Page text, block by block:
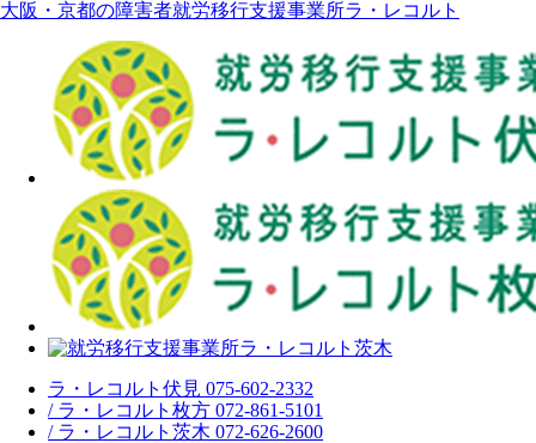
大阪・京都の障害者就労移行支援事業所ラ・レコルト
ラ・レコルト伏見 075-602-2332
/ ラ・レコルト枚方 072-861-5101
/ ラ・レコルト茨木 072-626-2600